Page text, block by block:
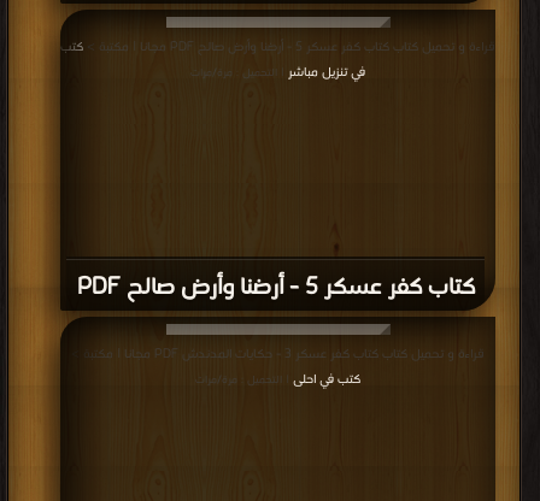
كتاب كفر عسكر 5 - أرضنا وأرض صالح PDF
قراءة و تحميل كتاب كتاب كفر عسكر 5 - أرضنا وأرض صالح PDF مجانا | مكتبة >
كتب
في تنزيل مباشر | التحميل : مرة/مرات
قراءة و تحميل كتاب كتاب كفر عسكر 3 - حكايات المدندش PDF مجانا | مكتبة >
كتب في احلى
| التحميل : مرة/مرات